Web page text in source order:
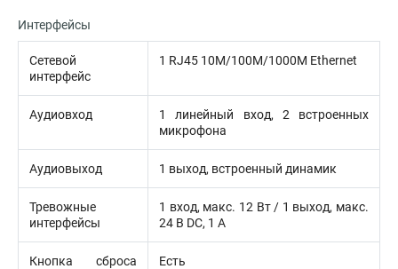
Интерфейсы
Сетевой
интерфейс
1 RJ45 10M/100M/1000M Ethernet
Аудиовход
1 линейный вход, 2 встроенных
микрофона
Аудиовыход 1 выход, встроенный динамик
Тревожные
интерфейсы
1 вход, макс. 12 Вт / 1 выход, макс.
24 В DC, 1 А
Кнопка сброса
Есть